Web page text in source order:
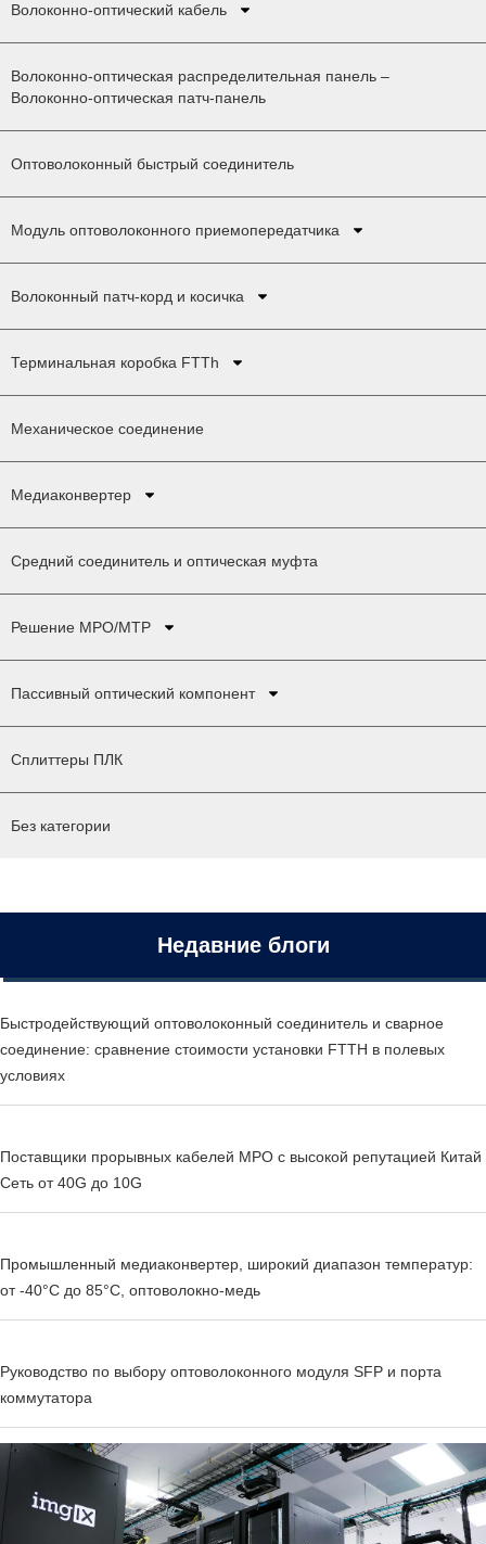
Волоконно-оптический кабель
Волоконно-оптическая распределительная панель –
Волоконно-оптическая патч-панель
Оптоволоконный быстрый соединитель
Модуль оптоволоконного приемопередатчика
Волоконный патч-корд и косичка
Терминальная коробка FTTh
Механическое соединение
Медиаконвертер
Средний соединитель и оптическая муфта
Решение MPO/MTP
Пассивный оптический компонент
Сплиттеры ПЛК
Без категории
Недавние блоги
Быстродействующий оптоволоконный соединитель и сварное
соединение: сравнение стоимости установки FTTH в полевых
условиях
Поставщики прорывных кабелей MPO с высокой репутацией Китай
Сеть от 40G до 10G
Промышленный медиаконвертер, широкий диапазон температур:
от -40°C до 85°C, оптоволокно-медь
Руководство по выбору оптоволоконного модуля SFP и порта
коммутатора